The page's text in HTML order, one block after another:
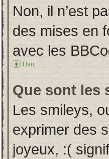
Non, il n’est
des mises en
avec les
Haut
Que sont les
Les smileys,
exprimer des
joyeux, :(